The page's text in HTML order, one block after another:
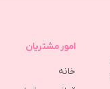
امور مشتریان
خانه